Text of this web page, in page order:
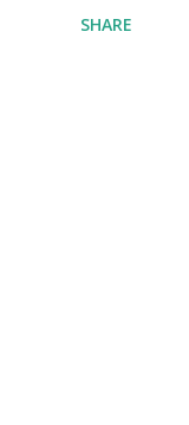
SHARE